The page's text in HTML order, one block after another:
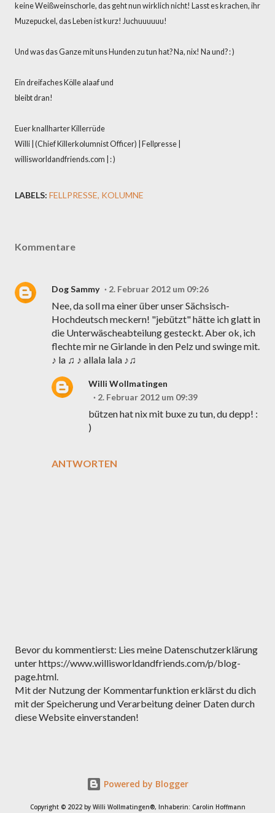
keine Weißweinschorle, das geht nun wirklich nicht! Lasst es krachen, ihr
Muzepuckel, das Leben ist kurz! Juchuuuuuu!
Und was das Ganze mit uns Hunden zu tun hat? Na, nix! Na und? : )
Ein dreifaches Kölle alaaf und
bleibt dran!
Euer knallharter Killerrüde
Willi | (Chief Killerkolumnist Officer) | Fellpresse |
willisworldandfriends.com | : )
LABELS: FELLPRESSE KOLUMNE
Kommentare
Dog Sammy 2. Februar 2012 um 09:26
Nee, da soll ma einer über unser Sächsisch-
Hochdeutsch meckern! "jebützt" hätte ich glatt in
die Unterwäscheabteilung gesteckt. Aber ok, ich
flechte mir ne Girlande in den Pelz und swinge mit.
♪ la ♫ ♪ allala lala ♪♫
ANTWORTEN
Willi Wollmatingen
2. Februar 2012 um 09:39
bützen hat nix mit buxe zu tun, du depp! :
)
K
o
m
m
e
n
Bevor du kommentierst: Lies meine Datenschutzerklärung
unter https://www.willisworldandfriends.com/p/blog-
page.html.
Mit der Nutzung der Kommentarfunktion erklärst du dich
mit der Speicherung und Verarbeitung deiner Daten durch
diese Website einverstanden!
Powered by Blogger
Copyright © 2022 by Willi Wollmatingen®, Inhaberin: Carolin Hoffmann